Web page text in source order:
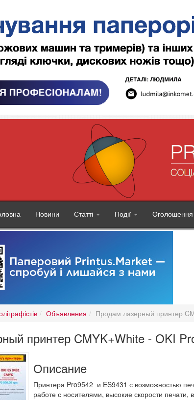
Новини Статті Події Оголошення
Объявления Продам лазерный принтер
принтер CMYK+White - OKI
Описание
Принтера Pro9542 и ES9431 с возможностью
работе с носителями, высокие скорости